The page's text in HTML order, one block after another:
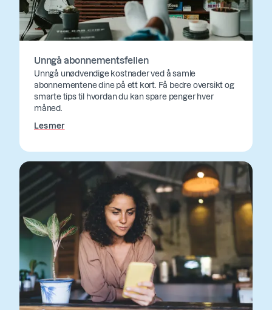
Unngå abonnementsfellen
Unngå unødvendige kostnader ved å samle
abonnementene dine på ett kort. Få bedre oversikt og
smarte tips til hvordan du kan spare penger hver
måned.
Les mer